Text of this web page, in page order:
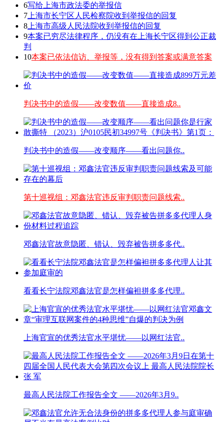
6写给上海市政法委的举报信
7 上海市长宁区人民检察院收到举报信的回复
8 上海市高级人民法院收到举报信的回复
9本案已穷尽法律程序，仍没有在上海长宁区得到公正裁
判
10本案已依法信访、举报等，没有得到答案或满意答案
判决书中的造假——改变数值——直接造成8..
判决书中的造假——改变顺序——看出问题你..
第十巡视组：邓鑫法官违反审判职责问题线索..
邓鑫法官故意隐匿、错认、毁弃被告拼多多代..
看看长宁法院邓鑫法官是怎样偏袒拼多多代理..
上海官宣的优秀法官水平堪忧——以网红法官..
最高人民法院工作报告全文 ——2026年3月9..